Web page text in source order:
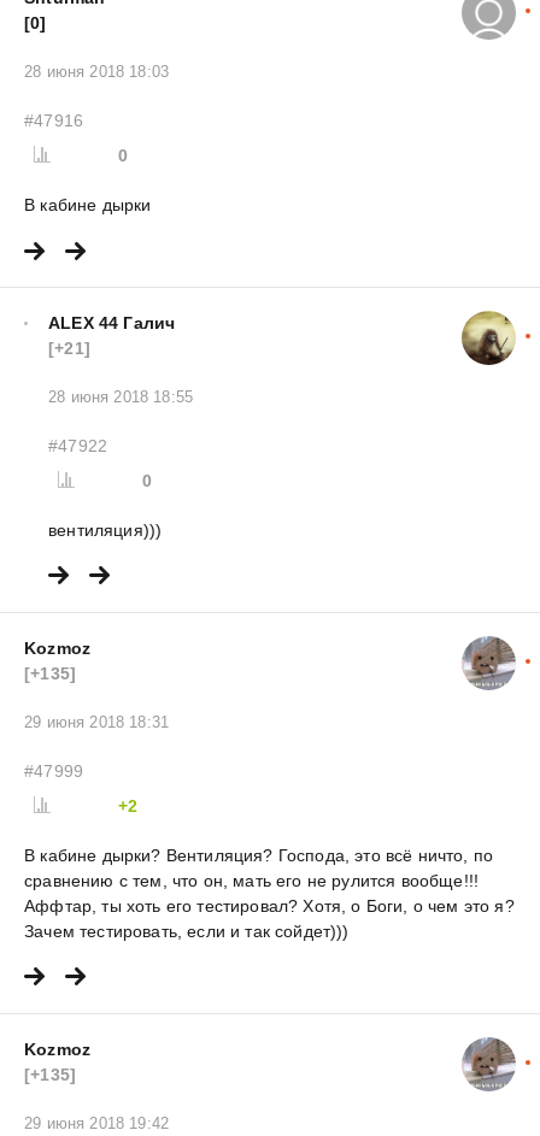
[0]
28 июня 2018 18:03
#47916
0
В кабине дырки
ALEX 44 Галич
[+21]
28 июня 2018 18:55
#47922
0
вентиляция)))
Kozmoz
[+135]
29 июня 2018 18:31
#47999
+2
В кабине дырки? Вентиляция? Господа, это всё ничто, по
сравнению с тем, что он, мать его не рулится вообще!!!
Аффтар, ты хоть его тестировал? Хотя, о Боги, о чем это я?
Зачем тестировать, если и так сойдет)))
Kozmoz
[+135]
29 июня 2018 19:42